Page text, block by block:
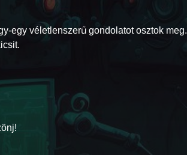
egy véletlenszerű gondolatot osztok meg.
YouTube
Twitter
Instagram